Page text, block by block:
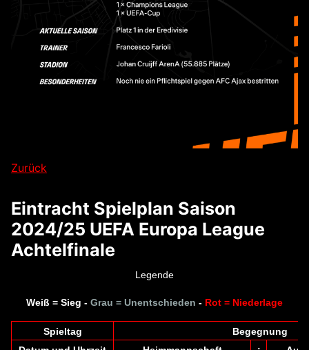
Zurück
Eintracht Spielplan Saison
2024/25 UEFA Europa League
Achtelfinale
Legende
Weiß = Sieg - Grau = Unentschieden - Rot = Niederlage
Spieltag
Begegnung